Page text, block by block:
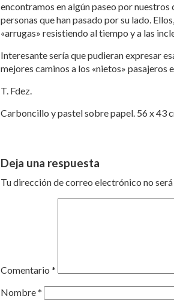
encontramos en algún paseo por nuestros
personas que han pasado por su lado.
«arrugas» resistiendo al tiempo y a las
Interesante sería que pudieran expresar
mejores caminos a los «nietos» pasajeros
T. Fdez.
Carboncillo y pastel sobre papel. 56 x 43
Deja una respuesta
Tu dirección de correo electrónico no
Comentario *
Nombre*